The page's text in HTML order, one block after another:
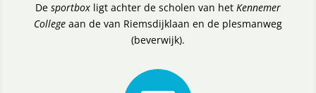
De sportboxligt achter de scholen van het Kennemer
Collegeaan de van Riemsdijklaan en de plesmanweg
(beverwijk).